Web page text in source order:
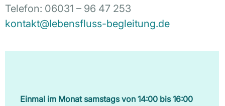
Telefon: 06031 – 96 47 253
kontakt@lebensfluss-begleitung.de
Einmal im Monat samstags von 14:00 bis 16:00